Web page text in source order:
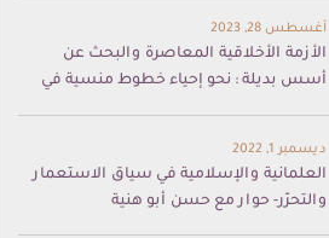
أغسطس 28, 2023
الأزمة الأخلاقية المعاصرة والبحث عن
أسس بديلة : نحو إحياء خطوط منسية في
ديسمبر 1, 2022
العلمانية والإسلامية في سياق الاستعمار
والتحرّر- حوار مع حسن أبو هنية